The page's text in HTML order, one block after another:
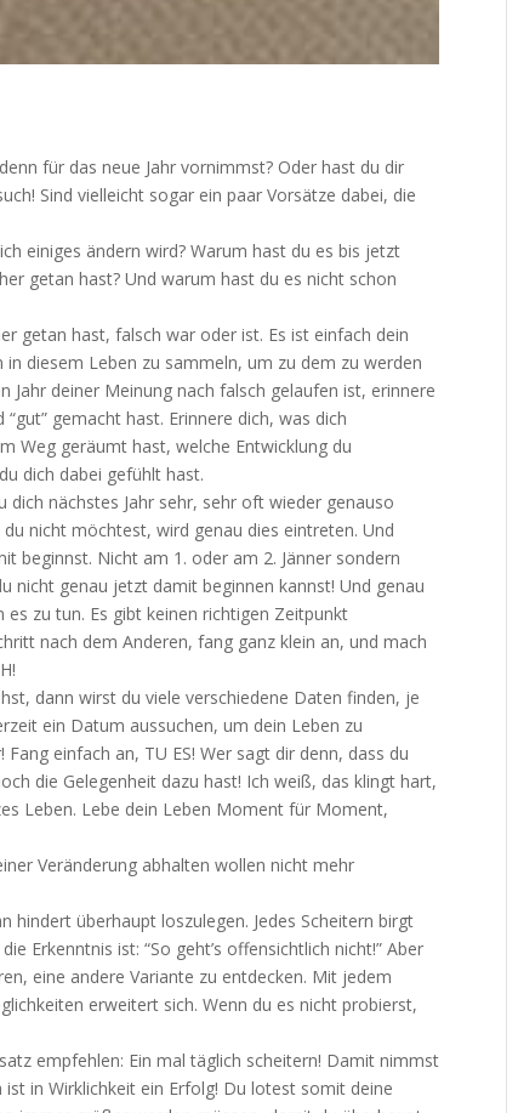
für das neue Jahr vornimmst? Oder hast du dir
Sind vielleicht sogar ein paar Vorsätze dabei, die
einiges ändern wird? Warum hast du es bis jetzt
getan hast? Und warum hast du es nicht schon
getan hast, falsch war oder ist. Es ist einfach dein
diesem Leben zu sammeln, um zu dem zu werden
deiner Meinung nach falsch gelaufen ist, erinnere
gemacht hast. Erinnere dich, was dich
Weg geräumt hast, welche Entwicklung du
dich dabei gefühlt hast.
nächstes Jahr sehr, sehr oft wieder genauso
nicht möchtest, wird genau dies eintreten. Und
beginnst. Nicht am 1. oder am 2. Jänner sondern
nicht genau jetzt damit beginnen kannst! Und genau
zu tun. Es gibt keinen richtigen Zeitpunkt
nach dem Anderen, fang ganz klein an, und mach
dann wirst du viele verschiedene Daten finden, je
ein Datum aussuchen, um dein Leben zu
einfach an, TU ES! Wer sagt dir denn, dass du
die Gelegenheit dazu hast! Ich weiß, das klingt hart,
Leben. Lebe dein Leben Moment für Moment,
Veränderung abhalten wollen nicht mehr
hindert überhaupt loszulegen. Jedes Scheitern birgt
Erkenntnis ist: “So geht’s offensichtlich nicht!” Aber
eine andere Variante zu entdecken. Mit jedem
erweitert sich. Wenn du es nicht probierst,
empfehlen: Ein mal täglich scheitern! Damit nimmst
in Wirklichkeit ein Erfolg! Du lotest somit deine